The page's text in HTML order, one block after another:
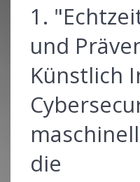
1.
und
Künstlich
die